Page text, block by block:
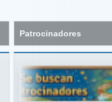
Patrocinadores